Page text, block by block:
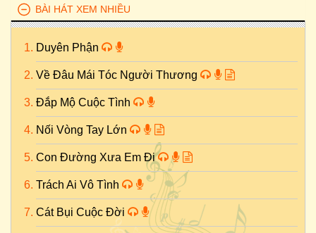
BÀI HÁT XEM NHIỀU
Duyên Phận
Về Đâu Mái Tóc Người Thương
Đắp Mộ Cuộc Tình
Nối Vòng Tay Lớn
Con Đường Xưa Em Đi
Trách Ai Vô Tình
Cát Bụi Cuộc Đời